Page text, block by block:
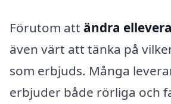
Förutom att ändra
även värt att tänka på
som erbjuds. Många
erbjuder både rörliga och